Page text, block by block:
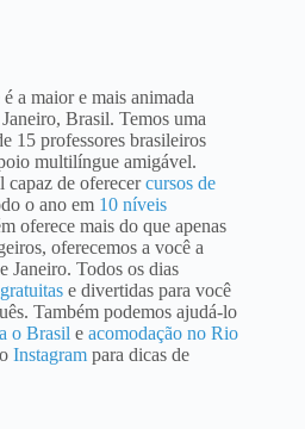
a maior e mais animada
Brasil. Temos uma
15 professores brasileiros
multilíngue amigável.
capaz de oferecercursos de
o ano em 10 níveis
oferece mais do que apenas
oferecemos a você a
Janeiro. Todos os dias
e divertidas para você
Também podemos ajudá-lo
o Brasil e acomodação no Rio
Instagram para dicas de